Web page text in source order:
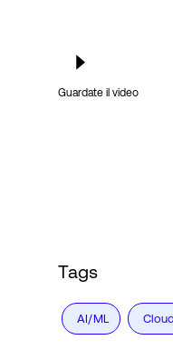
Guardate il video
Tags
AI/ML